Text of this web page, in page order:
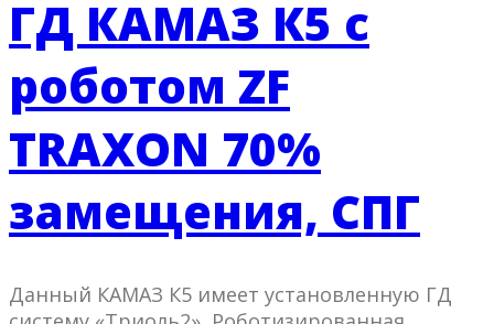
ГД КАМАЗ К5 с
роботом ZF
TRAXON 70%
замещения, СПГ
Данный КАМАЗ К5 имеет установленную ГД